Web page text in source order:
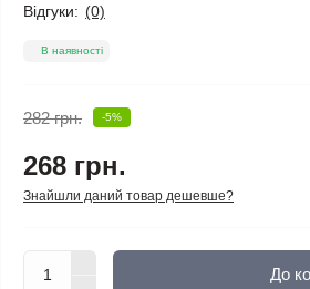
Відгуки: (0)
В наявності
282 грн. -5%
268 грн.
Знайшли даний товар дешевше?
До